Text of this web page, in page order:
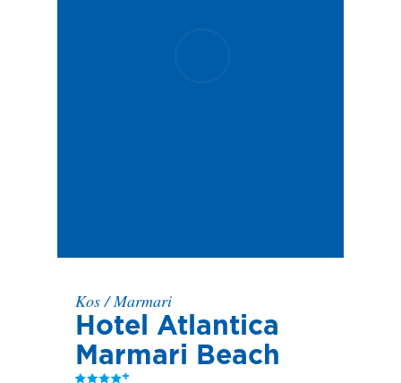
Kos/Marmari
Hotel Atlantica
Marmari Beach